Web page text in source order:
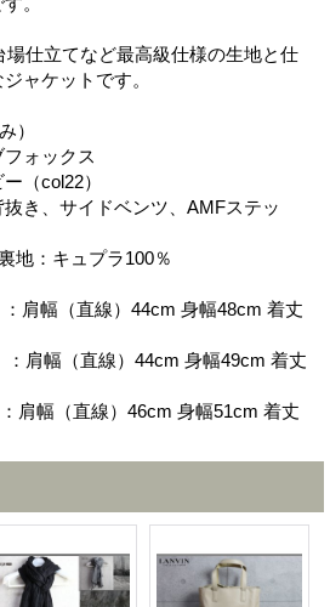
場仕立てなど最高級仕様の生地と仕
ャケットです。
）
ォックス
（col22）
き、サイドベンツ、AMFステッ
地：キュプラ100％
肩幅（直線）44cm 身幅48cm 着丈
肩幅（直線）44cm 身幅49cm 着丈
肩幅（直線）46cm 身幅51cm 着丈